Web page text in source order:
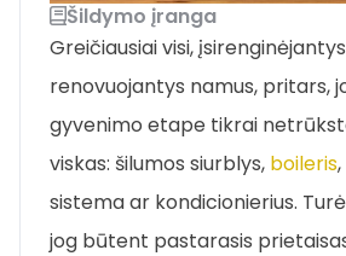
Šildymo įranga
Greičiausiai visi,
renovuojantys namus, pritars,
gyvenimo etape tikrai
viskas: šilumos siurblys, boileris
sistema ar kondicionierius.
jog būtent pastarasis